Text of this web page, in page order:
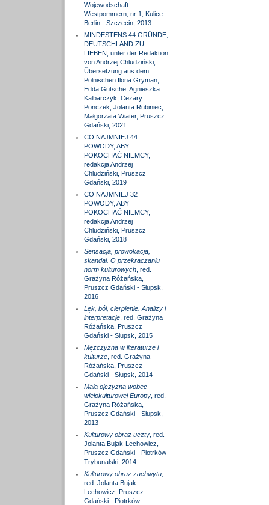
Wojewodschaft
Westpommern, nr 1, Kulice -
Berlin - Szczecin, 2013
MINDESTENS 44 GRÜNDE,
DEUTSCHLAND ZU
LIEBEN, unter der Redaktion
von Andrzej Chludziński,
Übersetzung aus dem
Polnischen Ilona Gryman,
Edda Gutsche, Agnieszka
Kalbarczyk, Cezary
Ponczek, Jolanta Rubiniec,
Małgorzata Wiater, Pruszcz
Gdański, 2021
CO NAJMNIEJ 44
POWODY, ABY
POKOCHAĆ NIEMCY,
redakcja Andrzej
Chludziński, Pruszcz
Gdański, 2019
CO NAJMNIEJ 32
POWODY, ABY
POKOCHAĆ NIEMCY,
redakcja Andrzej
Chludziński, Pruszcz
Gdański, 2018
Sensacja, prowokacja,
skandal. O przekraczaniu
norm kulturowych, red.
Grażyna Różańska,
Pruszcz Gdański - Słupsk,
2016
Lęk, ból, cierpienie. Analizy i
interpretacje, red. Grażyna
Różańska, Pruszcz
Gdański - Słupsk, 2015
Mężczyzna w literaturze i
kulturze, red. Grażyna
Różańska, Pruszcz
Gdański - Słupsk, 2014
Mała ojczyzna wobec
wielokulturowej Europy, red.
Grażyna Różańska,
Pruszcz Gdański - Słupsk,
2013
Kulturowy obraz uczty, red.
Jolanta Bujak-Lechowicz,
Pruszcz Gdański - Piotrków
Trybunalski, 2014
Kulturowy obraz zachwytu,
red. Jolanta Bujak-
Lechowicz, Pruszcz
Gdański - Piotrków